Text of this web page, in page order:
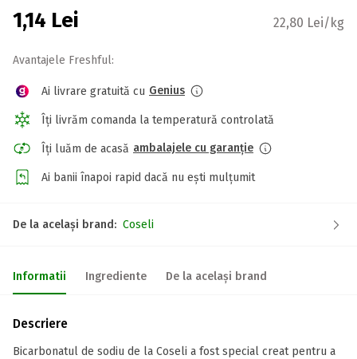
1,14 Lei 22,80 Lei/kg
Avantajele Freshful:
Ai livrare gratuită cu Genius
Îți livrăm comanda la temperatură controlată
Îți luăm de acasă ambalajele cu garanție
Ai banii înapoi rapid dacă nu ești mulțumit
De la același brand: Coseli
Informatii Ingrediente De la același brand
Descriere
Bicarbonatul de sodiu de la Coseli a fost special creat pentru a